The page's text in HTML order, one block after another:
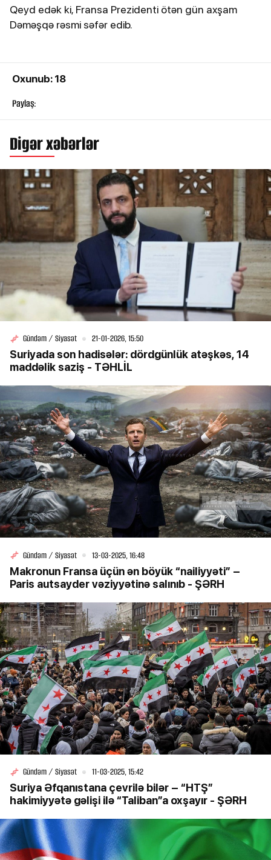
Qeyd edək ki, Fransa Prezidenti ötən gün axşam
Dəməşqə rəsmi səfər edib.
Oxunub: 18
Paylaş:
Digər xəbərlər
Gündəm / Siyasət 21-01-2026, 15:50
Suriyada son hadisələr: dördgünlük atəşkəs, 14
maddəlik saziş - TƏHLİL
Gündəm / Siyasət 13-03-2025, 16:48
Makronun Fransa üçün ən böyük “nailiyyəti” –
Paris autsayder vəziyyətinə salınıb - ŞƏRH
Gündəm / Siyasət 11-03-2025, 15:42
Suriya Əfqanıstana çevrilə bilər – “HTŞ”
hakimiyyətə gəlişi ilə “Taliban”a oxşayır - ŞƏRH